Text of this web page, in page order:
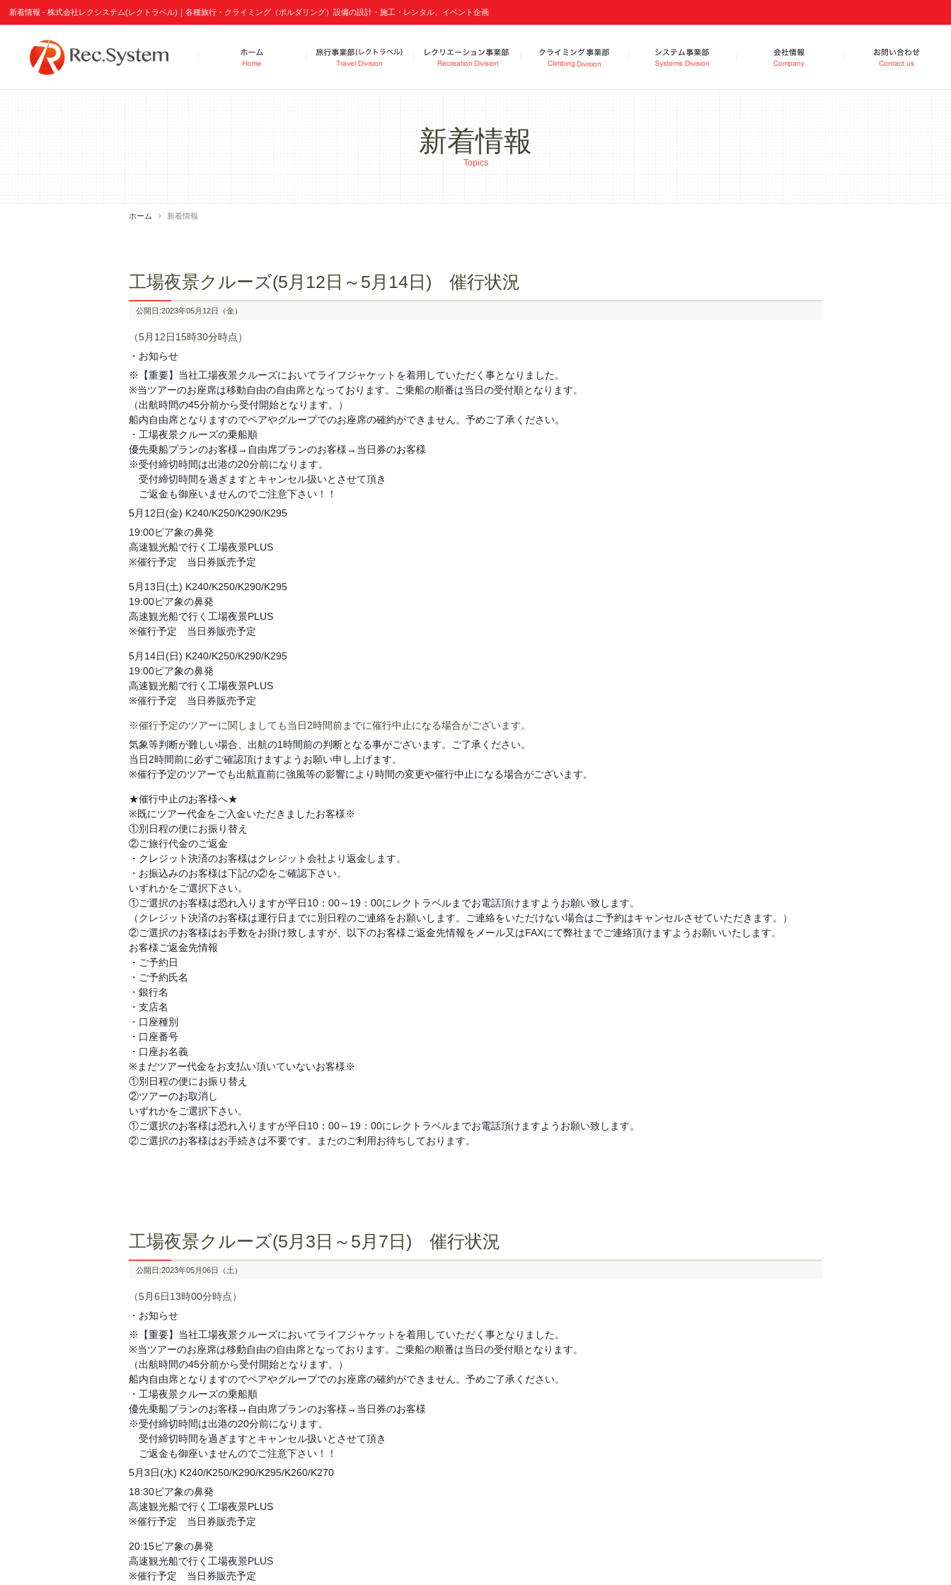
新着情報 - 株式会社レクシステム(レクトラベル)｜各種旅行・クライミング（ボルダリング）設備の設計・施工・レンタル、イベント企画
新着情報
Topics
ホーム 新着情報
工場夜景クルーズ(5月12日～5月14日) 催行状況
公開日:2023年05月12日（金）
（5月12日15時30分時点）
・お知らせ
※【重要】当社工場夜景クルーズにおいてライフジャケットを着用していただく事となりました。
※当ツアーのお座席は移動自由の自由席となっております。ご乗船の順番は当日の受付順となります。
（出航時間の45分前から受付開始となります。）
船内自由席となりますのでペアやグループでのお座席の確約ができません。予めご了承ください。
・工場夜景クルーズの乗船順
優先乗船プランのお客様→自由席プランのお客様→当日券のお客様
※受付締切時間は出港の20分前になります。
受付締切時間を過ぎますとキャンセル扱いとさせて頂き
ご返金も御座いませんのでご注意下さい！！
5月12日(金) K240/K250/K290/K295
19:00ピア象の鼻発
高速観光船で行く工場夜景PLUS
※催行予定 当日券販売予定
5月13日(土) K240/K250/K290/K295
19:00ピア象の鼻発
高速観光船で行く工場夜景PLUS
※催行予定 当日券販売予定
5月14日(日) K240/K250/K290/K295
19:00ピア象の鼻発
高速観光船で行く工場夜景PLUS
※催行予定 当日券販売予定
※催行予定のツアーに関しましても当日2時間前までに催行中止になる場合がございます。
気象等判断が難しい場合、出航の1時間前の判断となる事がございます。ご了承ください。
当日2時間前に必ずご確認頂けますようお願い申し上げます。
※催行予定のツアーでも出航直前に強風等の影響により時間の変更や催行中止になる場合がございます。
★催行中止のお客様へ★
※既にツアー代金をご入金いただきましたお客様※
①別日程の便にお振り替え
②ご旅行代金のご返金
・クレジット決済のお客様はクレジット会社より返金します。
・お振込みのお客様は下記の②をご確認下さい。
いずれかをご選択下さい。
①ご選択のお客様は恐れ入りますが平日10：00～19：00にレクトラベルまでお電話頂けますようお願い致します。
（クレジット決済のお客様は運行日までに別日程のご連絡をお願いします。ご連絡をいただけない場合はご予約はキャンセルさせていただきます。）
②ご選択のお客様はお手数をお掛け致しますが、以下のお客様ご返金先情報をメール又はFAXにて弊社までご連絡頂けますようお願いいたします。
お客様ご返金先情報
・ご予約日
・ご予約氏名
・銀行名
・支店名
・口座種別
・口座番号
・口座お名義
※まだツアー代金をお支払い頂いていないお客様※
①別日程の便にお振り替え
②ツアーのお取消し
いずれかをご選択下さい。
①ご選択のお客様は恐れ入りますが平日10：00～19：00にレクトラベルまでお電話頂けますようお願い致します。
②ご選択のお客様はお手続きは不要です。またのご利用お待ちしております。
工場夜景クルーズ(5月3日～5月7日) 催行状況
公開日:2023年05月06日（土）
（5月6日13時00分時点）
・お知らせ
※【重要】当社工場夜景クルーズにおいてライフジャケットを着用していただく事となりました。
※当ツアーのお座席は移動自由の自由席となっております。ご乗船の順番は当日の受付順となります。
（出航時間の45分前から受付開始となります。）
船内自由席となりますのでペアやグループでのお座席の確約ができません。予めご了承ください。
・工場夜景クルーズの乗船順
優先乗船プランのお客様→自由席プランのお客様→当日券のお客様
※受付締切時間は出港の20分前になります。
受付締切時間を過ぎますとキャンセル扱いとさせて頂き
ご返金も御座いませんのでご注意下さい！！
5月3日(水) K240/K250/K290/K295/K260/K270
18:30ピア象の鼻発
高速観光船で行く工場夜景PLUS
※催行予定 当日券販売予定
20:15ピア象の鼻発
高速観光船で行く工場夜景PLUS
※催行予定 当日券販売予定